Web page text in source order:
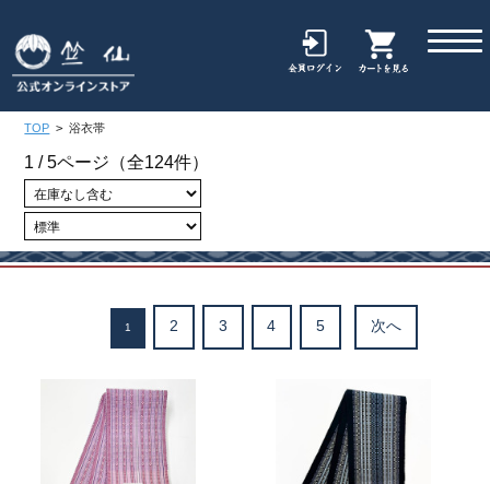
TOP > 浴衣帯
1 / 5ページ （全124件）
1 2 3 4 5 次へ